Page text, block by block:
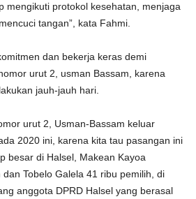
mengikuti protokol kesehatan, menjaga
tangan”, kata Fahmi.
dan bekerja keras demi
urut 2, usman Bassam, karena
jauh-jauh hari.
urut 2, Usman-Bassam keluar
2020 ini, karena kita tau pasangan ini
besar di Halsel, Makean Kayoa
Tobelo Galela 41 ribu pemilih, di
anggota DPRD Halsel yang berasal